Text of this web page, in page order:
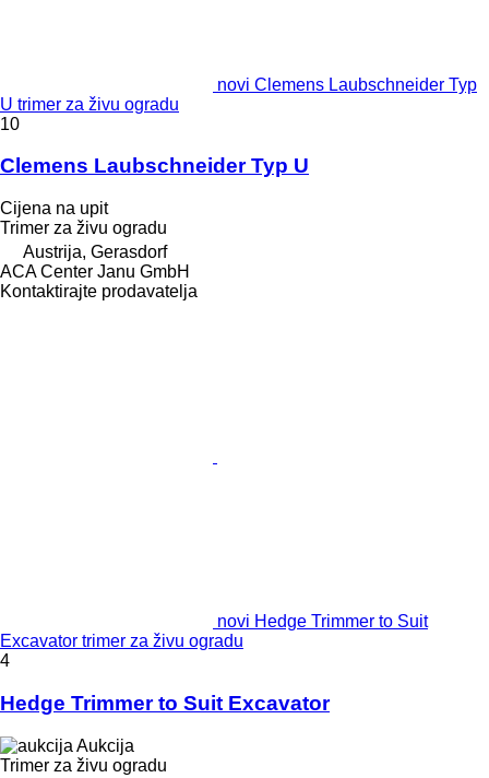
novi Clemens Laubschneider Typ
U trimer za živu ogradu
10
Clemens Laubschneider Typ U
Cijena na upit
Trimer za živu ogradu
Austrija, Gerasdorf
ACA Center Janu GmbH
Kontaktirajte prodavatelja
novi Hedge Trimmer to Suit
Excavator trimer za živu ogradu
4
Hedge Trimmer to Suit Excavator
Aukcija
Trimer za živu ogradu